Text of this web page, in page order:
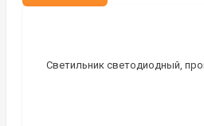
Светильник светодиодный,